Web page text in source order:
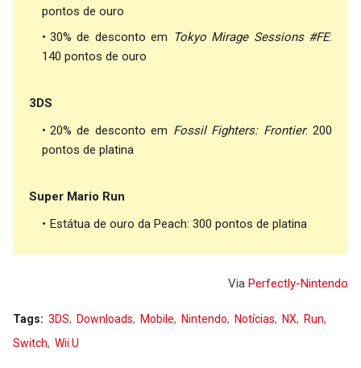
pontos de ouro
30% de desconto em
Tokyo Mirage Sessions #FE:
140 pontos de ouro
3DS
20% de desconto em Fossil Fighters: Frontier: 200
pontos de platina
Super Mario Run
Estátua de ouro da Peach: 300 pontos de platina
Via Perfectly-Nintendo
Tags: 3DS Downloads Mobile Nintendo Notícias NX
Run
Switch
Wii U